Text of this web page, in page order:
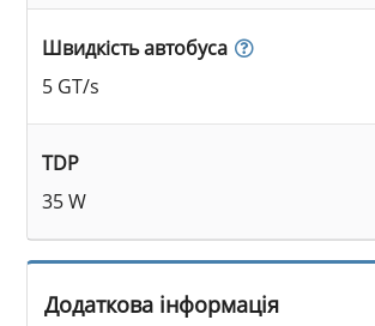
Швидкість автобуса
5 GT/s
TDP
35 W
Додаткова інформація